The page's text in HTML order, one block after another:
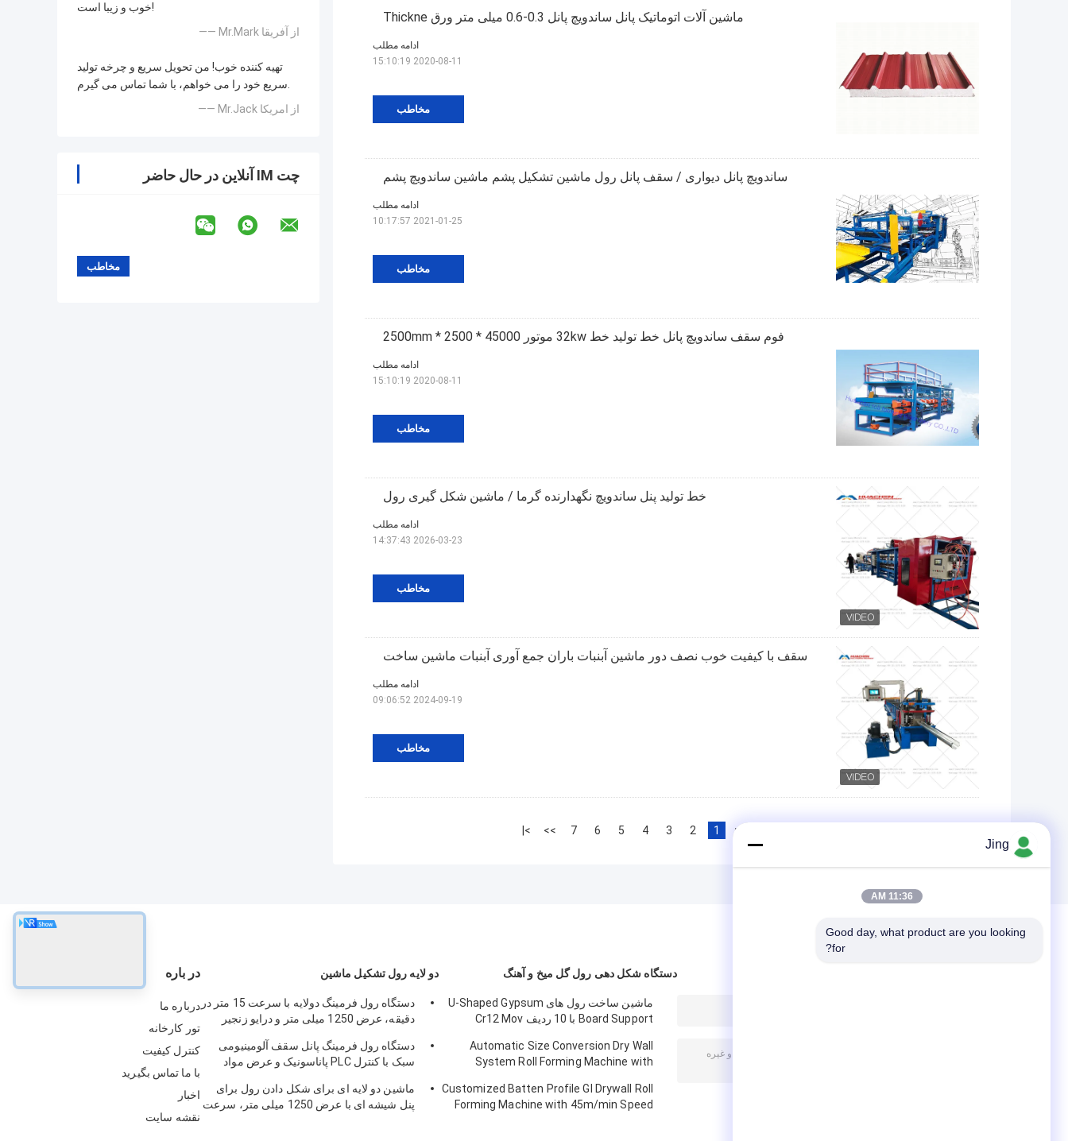
خوب و زیبا است!
—— Mr.Mark از آفریقا
تهیه کننده خوب! من تحویل سریع و چرخه تولید
سریع خود را می خواهم، با شما تماس می گیرم.
—— Mr.Jack از امریکا
چت IM آنلاین در حال حاضر
ماشین آلات اتوماتیک پانل ساندویچ پانل 0.3-0.6 میلی متر ورق Thickne
مخاطب
ادامه مطلب
2020-08-11 15:10:19
ساندویچ پانل دیواری / سقف پانل رول ماشین تشکیل پشم ماشین ساندویچ پشم
مخاطب
ادامه مطلب
2021-01-25 10:17:57
فوم سقف ساندویچ پانل خط تولید خط 32kw ​​موتور 45000 * 2500 * 2500mm
مخاطب
ادامه مطلب
2020-08-11 15:10:19
خط تولید پنل ساندویچ نگهدارنده گرما / ماشین شکل گیری رول
مخاطب
ادامه مطلب
2026-03-23 14:37:43
سقف با کیفیت خوب نصف دور ماشین آبنبات باران جمع آوری آبنبات ماشین ساخت
مخاطب
ادامه مطلب
2024-09-19 09:06:52
<<
1
2
3
4
5
6
7
>>
>|
در باره
درباره ما
تور کارخانه
کنترل کیفیت
با ما تماس بگیرید
اخبار
نقشه سایت
دو لایه رول تشکیل ماشین
دستگاه رول فرمینگ دولایه با سرعت 15 متر در
دقیقه، عرض 1250 میلی متر و درایو زنجیر
دستگاه رول فرمینگ پانل سقف آلومینیومی
سبک با کنترل PLC پاناسونیک و عرض مواد
ماشین دو لایه ای برای شکل دادن رول برای
پنل شیشه ای با عرض 1250 میلی متر، سرعت
دستگاه شکل دهی رول گل میخ و آهنگ
ماشین ساخت رول های U-Shaped Gypsum
Board Support با 10 ردیف Cr12 Mov
Automatic Size Conversion Dry Wall
System Roll Forming Machine with
Interface
Customized Batten Profile GI Drywall Roll
Forming Machine with 45m/min Speed
Jing
11:36 AM
Good day, what product are you looking
for?